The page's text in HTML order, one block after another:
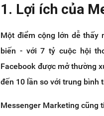
1. Lợi ích của
Một điểm cộng lớn dễ thấy
biến - với 7 tỷ cuộc hội
Facebook được mở thường
đến 10 lần so với trung bình
Messenger Marketing cũng